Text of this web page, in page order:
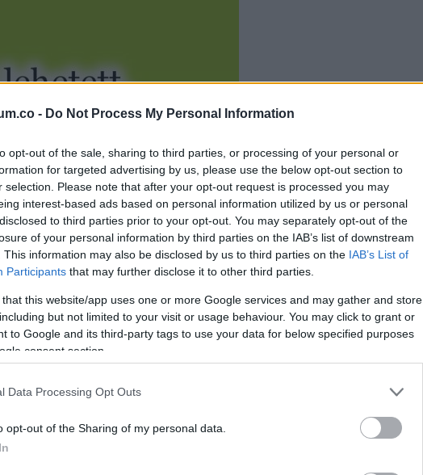
- Do Not Process My Personal Information
opt-out of the sale, sharing to third parties, or processing of your personal or
for targeted advertising by us, please use the below opt-out section to
selection. Please note that after your opt-out request is processed you may
interest-based ads based on personal information utilized by us or personal
to third parties prior to your opt-out. You may separately opt-out of the
of your personal information by third parties on the IAB’s list of downstream
This information may also be disclosed by us to third parties on the IAB’s List of
Participants that may further disclose it to other third parties.
that this website/app uses one or more Google services and may gather and store
but not limited to your visit or usage behaviour. You may click to grant or
to Google and its third-party tags to use your data for below specified purposes
consent section.
Data Processing Opt Outs
opt-out of the Sharing of my personal data.
aztán elaludtam és már csak melegséget éreztem. És